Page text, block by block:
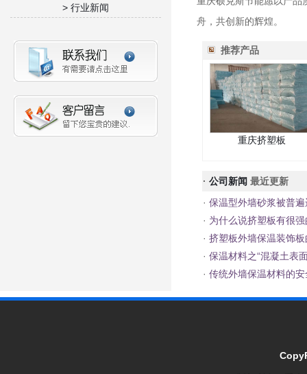
> 行业新闻
舟，共创新的辉煌。
推荐产品
重庆挤塑板
· 公司新闻 最近更新
· 保温型外墙砂浆被普
· 为什么说挤塑板有很
· 挤塑板外墙保温装饰
· 保温材料之“混凝土表
· 传统外墙保温材料的